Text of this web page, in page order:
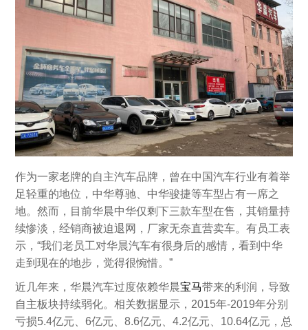
作为一家老牌的自主汽车品牌，曾在中国汽车行业有着举
足轻重的地位，中华尊驰、中华骏捷等车型占有一席之
地。然而，目前华晨中华仅剩下三款车型在售，其销量持
续惨淡，经销商被迫退网，厂家无奈直营卖车。有员工表
示，“我们老员工对华晨汽车有很身后的感情，看到中华
走到现在的地步，觉得很惋惜。”
近几年来，华晨汽车过度依赖华晨宝马带来的利润，导致
自主板块持续弱化。相关数据显示，2015年-2019年分别
亏损5.4亿元、6亿元、8.6亿元、4.2亿元、10.64亿元，总